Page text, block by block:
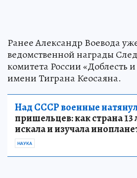
Ранее Александр Воевода
ведомственной награды
комитета России «Доблесть
имени Тиграна Кеосаяна.
Над СССР военные
пришельцев: как страна 13
искала и изучала
НАУКА